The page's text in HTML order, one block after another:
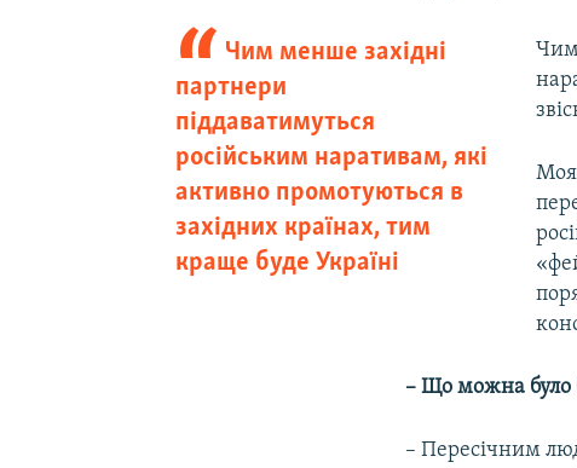
Чим менше західні
партнери
піддаватимуться
російським наративам, які
активно промотуються в
західних країнах, тим
краще буде Україні
Чим
Моя
– Що можна було
– Пересічним